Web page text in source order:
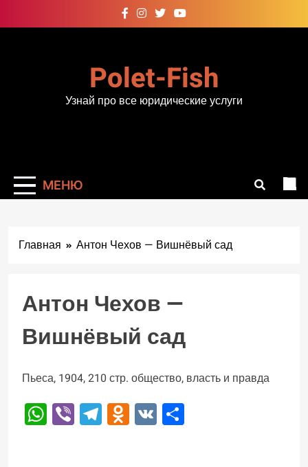
к
Polet-Fish
Узнай про все юридические услуги
МЕНЮ
Главная Антон Чехов — Вишнёвый сад
Антон Чехов —
Вишнёвый сад
Пьеса, 1904, 210 стр. общество, власть и правда
WhatsApp
ViberTelegram
Odnoklassniki
VK